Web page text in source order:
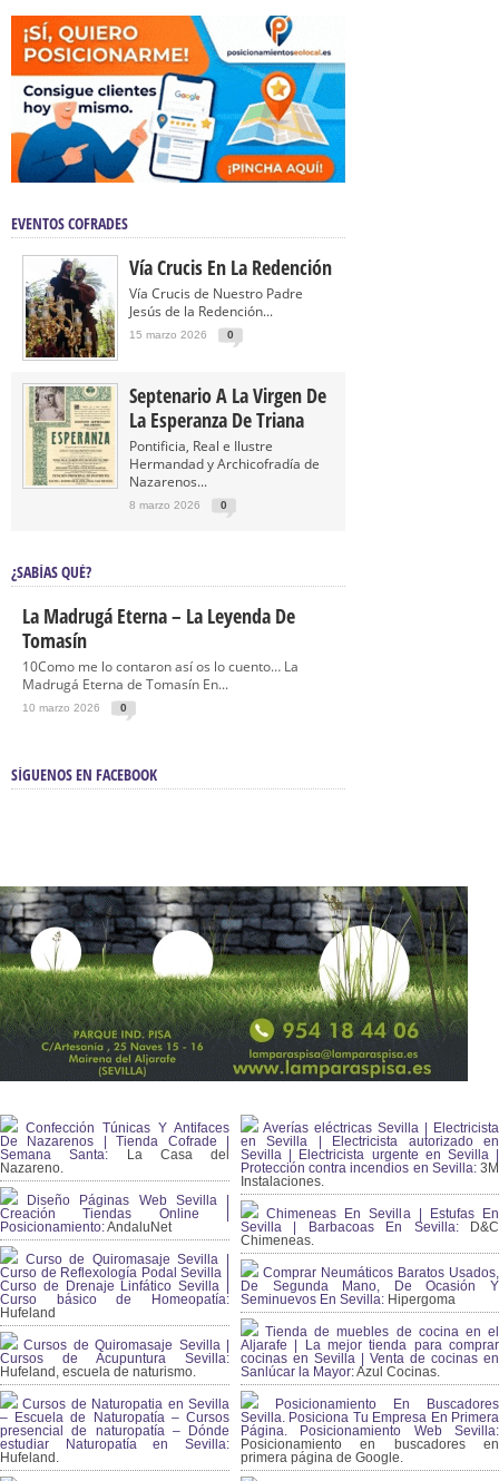
EVENTOS COFRADES
Vía Crucis En La Redención
Vía Crucis de Nuestro Padre
Jesús de la Redención...
15 marzo 2026 0
Septenario A La Virgen De
La Esperanza De Triana
Pontificia, Real e Ilustre
Hermandad y Archicofradía de
Nazarenos...
8 marzo 2026 0
¿SABÍAS QUÉ?
La Madrugá Eterna – La Leyenda De
Tomasín
10Como me lo contaron así os lo cuento… La
Madrugá Eterna de Tomasín En...
10 marzo 2026 0
SÍGUENOS EN FACEBOOK
Confección Túnicas Y Antifaces
De Nazarenos | Tienda Cofrade |
Semana Santa: La Casa del
Nazareno.
Diseño Páginas Web Sevilla |
Creación Tiendas Online |
Posicionamiento:AndaluNet
Curso de Quiromasaje Sevilla |
Curso de Reflexología Podal Sevilla |
Curso de Drenaje Linfático Sevilla |
Curso básico de Homeopatía:
Hufeland
Cursos de Quiromasaje Sevilla |
Cursos de Acupuntura Sevilla:
Hufeland, escuela de naturismo.
Cursos de Naturopatia en Sevilla
– Escuela de Naturopatía – Cursos
presencial de naturopatía – Dónde
estudiar Naturopatía en Sevilla:
Hufeland.
Averías eléctricas Sevilla | Electricista
en Sevilla | Electricista autorizado en
Sevilla | Electricista urgente en Sevilla |
Protección contra incendios en Sevilla:3M
Instalaciones.
Chimeneas En Sevilla | Estufas En
Sevilla | Barbacoas En Sevilla:D&C
Chimeneas.
Comprar Neumáticos Baratos Usados,
De Segunda Mano, De Ocasión Y
Seminuevos En Sevilla: Hipergoma
Tienda de muebles de cocina en el
Aljarafe | La mejor tienda para comprar
cocinas en Sevilla | Venta de cocinas en
Sanlúcar la Mayor:Azul Cocinas.
Posicionamiento En Buscadores
Sevilla. Posiciona Tu Empresa En Primera
Página. Posicionamiento Web Sevilla:
Posicionamiento en buscadores en
primera página de Google.